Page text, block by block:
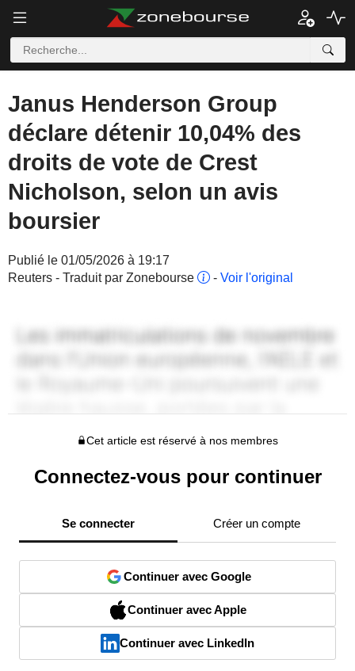
Janus Henderson Group
déclare détenir 10,04% des
droits de vote de Crest
Nicholson, selon un avis
boursier
Publié le 01/05/2026 à 19:17
Reuters - Traduit par Zonebourse
- Voir l'original
Cet article est réservé à nos membres
Connectez-vous pour continuer
Se connecter Créer un compte
Continuer avec Google
Continuer avec Apple
Continuer avec LinkedIn